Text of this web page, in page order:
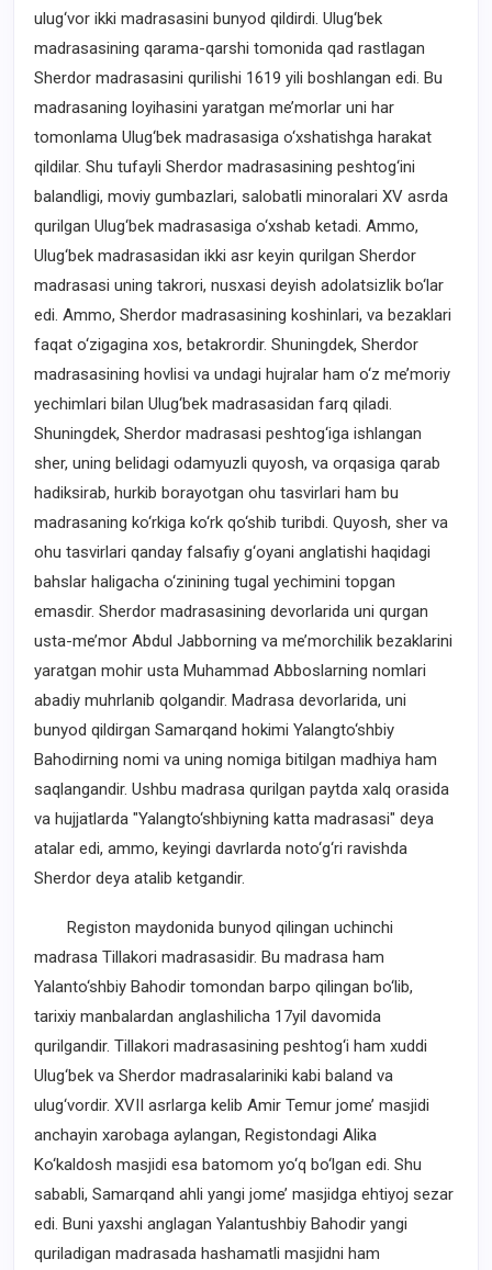
ulug‘vor ikki madrasasini bunyod qildirdi. Ulug‘bek
madrasasining qarama-qarshi tomonida qad rastlagan
Sherdor madrasasini qurilishi 1619 yili boshlangan edi. Bu
madrasaning loyihasini yaratgan me’morlar uni har
tomonlama Ulug‘bek madrasasiga o‘xshatishga harakat
qildilar. Shu tufayli Sherdor madrasasining peshtog‘ini
balandligi, moviy gumbazlari, salobatli minoralari XV asrda
qurilgan Ulug‘bek madrasasiga o‘xshab ketadi. Ammo,
Ulug‘bek madrasasidan ikki asr keyin qurilgan Sherdor
madrasasi uning takrori, nusxasi deyish adolatsizlik bo‘lar
edi. Ammo, Sherdor madrasasining koshinlari, va bezaklari
faqat o‘zigagina xos, betakrordir. Shuningdek, Sherdor
madrasasining hovlisi va undagi hujralar ham o‘z me’moriy
yechimlari bilan Ulug‘bek madrasasidan farq qiladi.
Shuningdek, Sherdor madrasasi peshtog‘iga ishlangan
sher, uning belidagi odamyuzli quyosh, va orqasiga qarab
hadiksirab, hurkib borayotgan ohu tasvirlari ham bu
madrasaning ko‘rkiga ko‘rk qo‘shib turibdi. Quyosh, sher va
ohu tasvirlari qanday falsafiy g‘oyani anglatishi haqidagi
bahslar haligacha o‘zinining tugal yechimini topgan
emasdir. Sherdor madrasasining devorlarida uni qurgan
usta-me’mor Abdul Jabborning va me’morchilik bezaklarini
yaratgan mohir usta Muhammad Abboslarning nomlari
abadiy muhrlanib qolgandir. Madrasa devorlarida, uni
bunyod qildirgan Samarqand hokimi Yalangto‘shbiy
Bahodirning nomi va uning nomiga bitilgan madhiya ham
saqlangandir. Ushbu madrasa qurilgan paytda xalq orasida
va hujjatlarda "Yalangto‘shbiyning katta madrasasi" deya
atalar edi, ammo, keyingi davrlarda noto‘g‘ri ravishda
Sherdor deya atalib ketgandir.
Registon maydonida bunyod qilingan uchinchi
madrasa Tillakori madrasasidir. Bu madrasa ham
Yalanto‘shbiy Bahodir tomondan barpo qilingan bo‘lib,
tarixiy manbalardan anglashilicha 17yil davomida
qurilgandir. Tillakori madrasasining peshtog‘i ham xuddi
Ulug‘bek va Sherdor madrasalariniki kabi baland va
ulug‘vordir. XVII asrlarga kelib Amir Temur jome’ masjidi
anchayin xarobaga aylangan, Registondagi Alika
Ko‘kaldosh masjidi esa batomom yo‘q bo‘lgan edi. Shu
sababli, Samarqand ahli yangi jome’ masjidga ehtiyoj sezar
edi. Buni yaxshi anglagan Yalantushbiy Bahodir yangi
quriladigan madrasada hashamatli masjidni ham